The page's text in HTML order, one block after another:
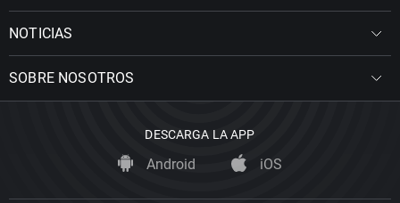
NOTICIAS
SOBRE NOSOTROS
DESCARGA LA APP
Android iOS